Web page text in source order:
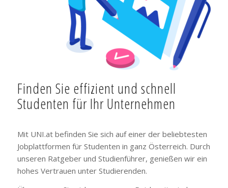
Finden Sie effizient und schnell
Studenten für Ihr Unternehmen
Mit UNI.at befinden Sie sich auf einer der beliebtesten
Jobplattformen für Studenten in ganz Österreich. Durch
unseren Ratgeber und Studienführer, genießen wir ein
hohes Vertrauen unter Studierenden.